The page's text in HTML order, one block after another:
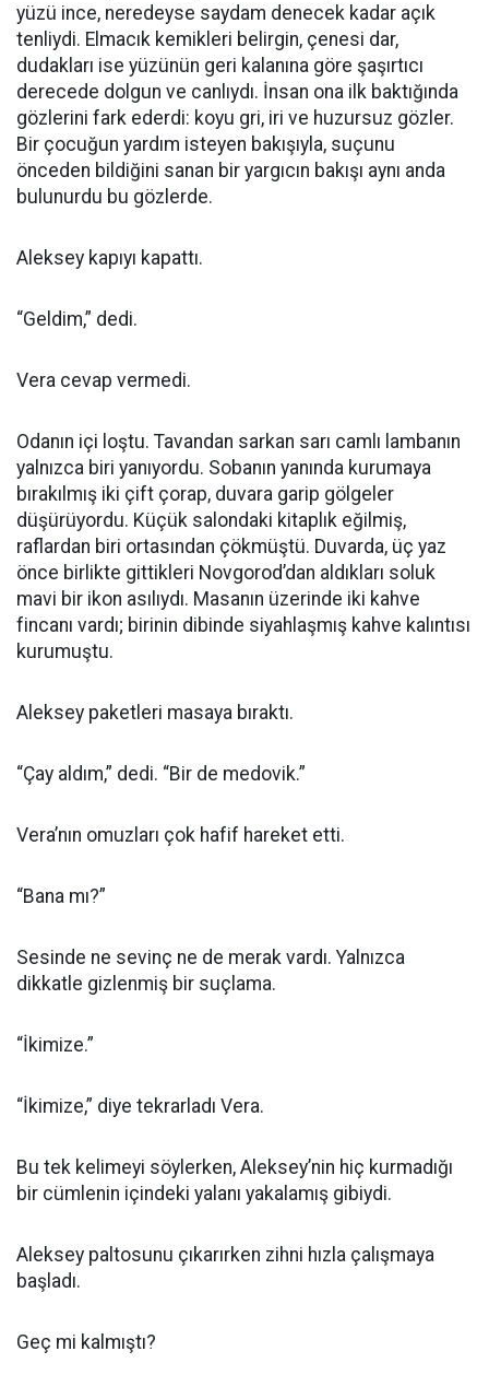
yüzü ince, neredeyse saydam denecek kadar açık
tenliydi. Elmacık kemikleri belirgin, çenesi dar,
dudakları ise yüzünün geri kalanına göre şaşırtıcı
derecede dolgun ve canlıydı. İnsan ona ilk baktığında
gözlerini fark ederdi: koyu gri, iri ve huzursuz gözler.
Bir çocuğun yardım isteyen bakışıyla, suçunu
önceden bildiğini sanan bir yargıcın bakışı aynı anda
bulunurdu bu gözlerde.
Aleksey kapıyı kapattı.
“Geldim,” dedi.
Vera cevap vermedi.
Odanın içi loştu. Tavandan sarkan sarı camlı lambanın
yalnızca biri yanıyordu. Sobanın yanında kurumaya
bırakılmış iki çift çorap, duvara garip gölgeler
düşürüyordu. Küçük salondaki kitaplık eğilmiş,
raflardan biri ortasından çökmüştü. Duvarda, üç yaz
önce birlikte gittikleri Novgorod’dan aldıkları soluk
mavi bir ikon asılıydı. Masanın üzerinde iki kahve
fincanı vardı; birinin dibinde siyahlaşmış kahve kalıntısı
kurumuştu.
Aleksey paketleri masaya bıraktı.
“Çay aldım,” dedi. “Bir de medovik.”
Vera’nın omuzları çok hafif hareket etti.
“Bana mı?”
Sesinde ne sevinç ne de merak vardı. Yalnızca
dikkatle gizlenmiş bir suçlama.
“İkimize.”
“İkimize,” diye tekrarladı Vera.
Bu tek kelimeyi söylerken, Aleksey’nin hiç kurmadığı
bir cümlenin içindeki yalanı yakalamış gibiydi.
Aleksey paltosunu çıkarırken zihni hızla çalışmaya
başladı.
Geç mi kalmıştı?